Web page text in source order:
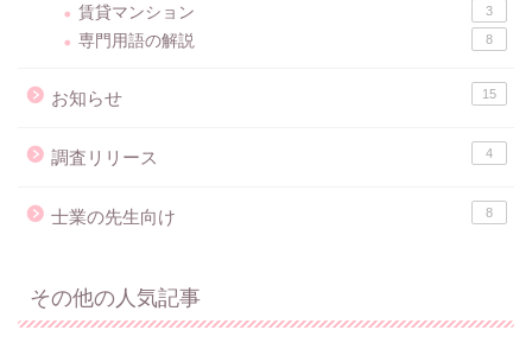
賃貸マンション 3
専門用語の解説 8
お知らせ 15
調査リリース 4
士業の先生向け 8
その他の人気記事